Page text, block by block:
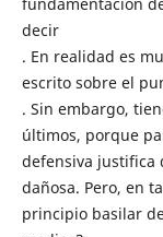
decir
. En realidad es
escrito sobre el
. Sin embargo,
últimos, porque
defensiva justifica
dañosa. Pero, en
principio basilar